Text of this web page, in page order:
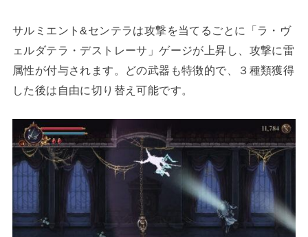
サルミエント&センテラは攻撃を当てるごとに「ラ・ヴ
ェルダテラ・デストレーサ」ゲージが上昇し、攻撃に雷
属性が付与されます。どの武器も特徴的で、３種類獲得
した後は自由に切り替え可能です。